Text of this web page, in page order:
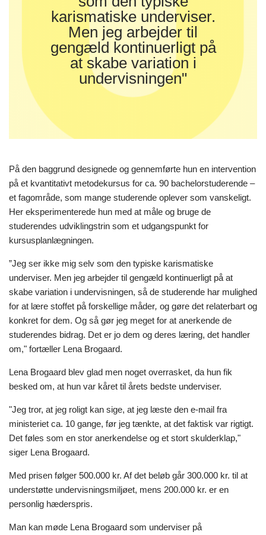
karismatiske underviser.
Men jeg arbejder til
gengæld kontinuerligt på
at skabe variation i
undervisningen"
På den baggrund designede og gennemførte hun en intervention
på et kvantitativt metodekursus for ca. 90 bachelorstuderende –
et fagområde, som mange studerende oplever som vanskeligt.
Her eksperimenterede hun med at måle og bruge de
studerendes udviklingstrin som et udgangspunkt for
kursusplanlægningen.
”Jeg ser ikke mig selv som den typiske karismatiske
underviser. Men jeg arbejder til gengæld kontinuerligt på at
skabe variation i undervisningen, så de studerende har mulighed
for at lære stoffet på forskellige måder, og gøre det relaterbart og
konkret for dem. Og så gør jeg meget for at anerkende de
studerendes bidrag. Det er jo dem og deres læring, det handler
om," fortæller Lena Brogaard.
Lena Brogaard blev glad men noget overrasket, da hun fik
besked om, at hun var kåret til årets bedste underviser.
"Jeg tror, at jeg roligt kan sige, at jeg læste den e-mail fra
ministeriet ca. 10 gange, før jeg tænkte, at det faktisk var rigtigt.
Det føles som en stor anerkendelse og et stort skulderklap,"
siger Lena Brogaard.
Med prisen følger 500.000 kr. Af det beløb går 300.000 kr. til at
understøtte undervisningsmiljøet, mens 200.000 kr. er en
personlig hæderspris.
Man kan møde Lena Brogaard som underviser på